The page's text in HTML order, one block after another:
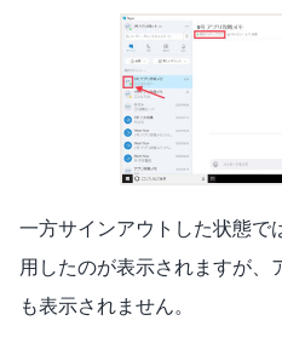
一方サインアウトした状態で
用したのが表示されますが、
も表示されません。